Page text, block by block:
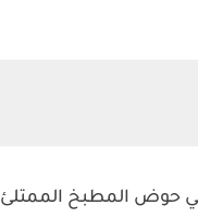
حوض المطبخ الممتلئ